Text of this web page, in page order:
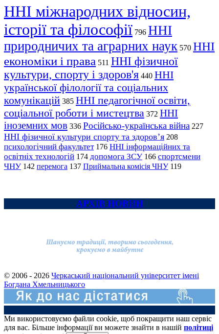
ННІ міжнародних відносин,
історії та філософії 796 ННІ
природничих та аграрних наук 570 ННІ
економіки і права 511 ННІ фізичної
культури, спорту і здоров'я 440 ННІ
української філології та соціальних
комунікацій 385 ННІ педагогічної освіти,
соціальної роботи і мистецтва 372 ННІ
іноземних мов 336 Російсько-українська війна 227
ННІ фізичної культури спорту та здоров’я 208
психологічний факультет 176 ННІ інформаційних та
освітніх технологій 174 допомога ЗСУ 166 спортсмени
ЧНУ 142 перемога 137 Приймальна комісія ЧНУ 119
АРХІВ НОВИН
© 2006 - 2026 Черкаський національний університет імені
Богдана Хмельницького
Ми використовуємо файли cookie, щоб покращити наш сервіс
для вас. Більше інформації ви можете знайти в нашій політиці